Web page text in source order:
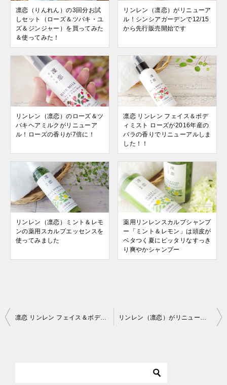
凛恋（りんれん）の3回分お試
しセット（ローズ＆ツバキ・ユ
ズ＆ジンジャー）を買ってみた
＆使ってみた！
リンレン（凛恋）がリニューア
ル！シンシアガーデンで12/15
から先行販売開始です
リンレン（凛恋）のローズ＆ツ
バキヘアミルクがリニューア
ル！ローズの香りが7倍に！
凛恋 リンレン フェイス＆ボデ
ィミスト ローズが2016年産の
バラの香りでリニューアルしま
した！！
リンレン（凛恋）ミント＆レモ
ンの薬用スカルプエッセンスを
使ってみました
薬用リンレンスカルプシャンプ
ー「ミント＆レモン」は頭皮が
ベタつく夏にピッタリなすっき
り爽やかシャンプー
投
凛恋 リンレン フェイス＆ボディミスト ローズが2016年産のバラの香りでリニューアルしました！！ リンレン（凛恋）がリニューアル！シンシアガーデンで12/15から先行販売開始です